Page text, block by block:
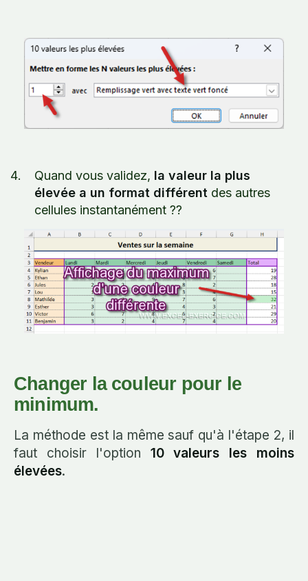
Quand vous validez, la valeur la plus
élevée a un format différent des autres
cellules instantanément ??
Changer la couleur pour le
minimum.
La méthode est la même sauf qu'à l'étape 2, il
faut choisir l'option 10 valeurs les moins
élevées.